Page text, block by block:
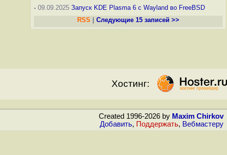
- 09.09.2025 Запуск KDE Plasma 6 с Wayland во FreeBSD
RSS
Следующие 15 записей >>
Хостинг:
Created 1996-2026 by Maxim Chirkov
Добавить, Поддержать, Вебмастеру